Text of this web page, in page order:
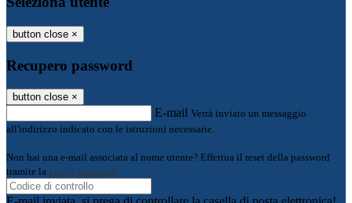
button close ×
Recupero password
button close ×
E-mail Verrà inviato un messaggio
all'indirizzo indicato con le istruzioni necessarie.
Non hai una e-mail associata al nome utente? Effettua il reset della password
tramite la Login Spaggiari